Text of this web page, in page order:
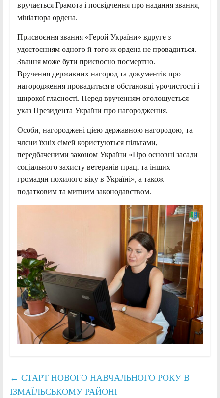
вручається Грамота і посвідчення про надання звання,
мініатюра ордена.
Присвоєння звання «Герой України» вдруге з
удостоєнням одного й того ж ордена не провадиться.
Звання може бути присвоєно посмертно.
Вручення державних нагород та документів про
нагородження провадиться в обстановці урочистості і
широкої гласності. Перед врученням оголошується
указ Президента України про нагородження.
Особи, нагороджені цією державною нагородою, та
члени їхніх сімей користуються пільгами,
передбаченими законом України «Про основні засади
соціального захисту ветеранів праці та інших
громадян похилого віку в Україні», а також
податковим та митним законодавством.
← СТАРТ НОВОГО НАВЧАЛЬНОГО РОКУ В
ІЗМАЇЛЬСЬКОМУ РАЙОНІ